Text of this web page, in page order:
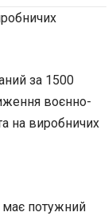
за 1500
воєнно-
на виробничих
має потужний